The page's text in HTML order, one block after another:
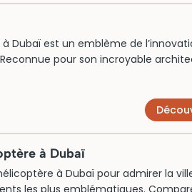
Dubaï est un emblème de
pour son incroyable
captivantes. La réservation de
pour explorer cet espace
dans le paysage culturel et
à Dubaï
à Dubaï pour admirer la
les plus emblématiques.